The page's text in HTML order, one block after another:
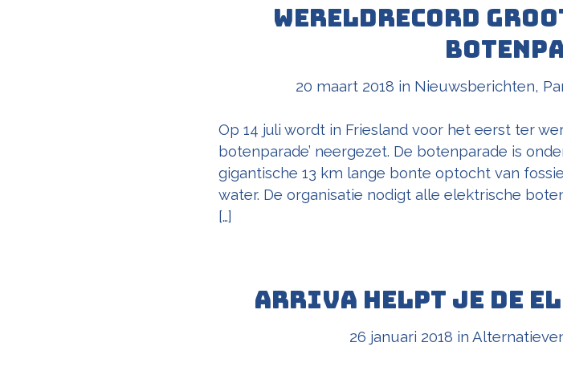
Wereldrecord
20 maart 2018 in Nieuwsberichten,
Op 14 juli wordt in Friesland voor het eerst ter
botenparade’ neergezet. De botenparade is
gigantische 13 km lange bonte optocht van
water. De organisatie nodigt alle elektrische
[…]
Arriva helpt je de
26 januari 2018 in